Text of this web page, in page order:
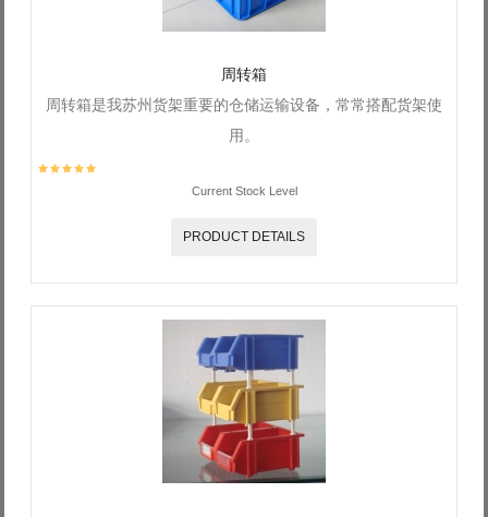
周转箱
周转箱是我苏州货架重要的仓储运输设备，常常搭配货架使
用。
Current Stock Level
PRODUCT DETAILS